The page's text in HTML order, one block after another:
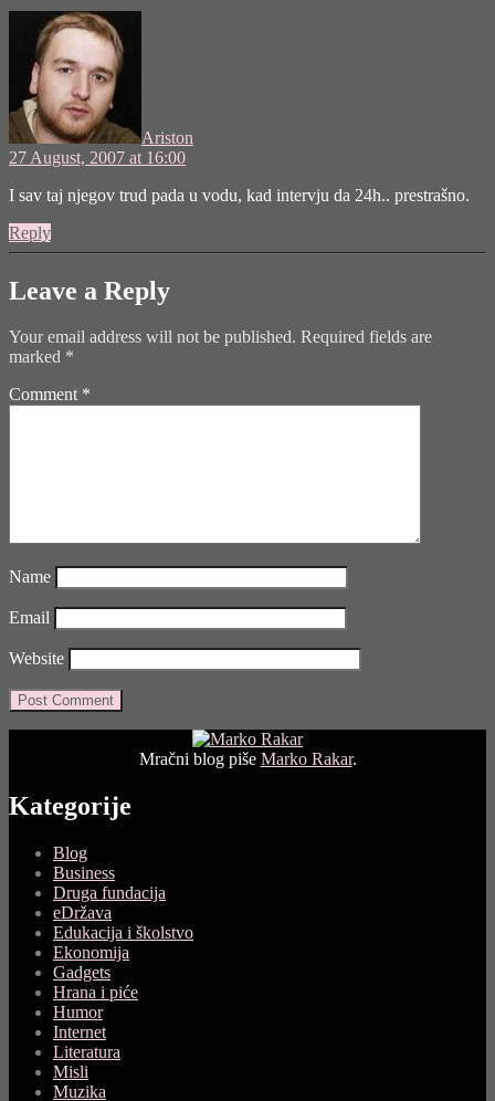
Ariston
27 August, 2007 at 16:00
I sav taj njegov trud pada u vodu, kad intervju da 24h.. prestrašno.
Reply
Leave a Reply
Your email address will not be published. Required fields are
marked *
Comment *
Name
Email
Website
Mračni blog piše Marko Rakar.
Kategorije
Blog
Business
Druga fundacija
eDržava
Edukacija i školstvo
Ekonomija
Gadgets
Hrana i piće
Humor
Internet
Literatura
Misli
Muzika